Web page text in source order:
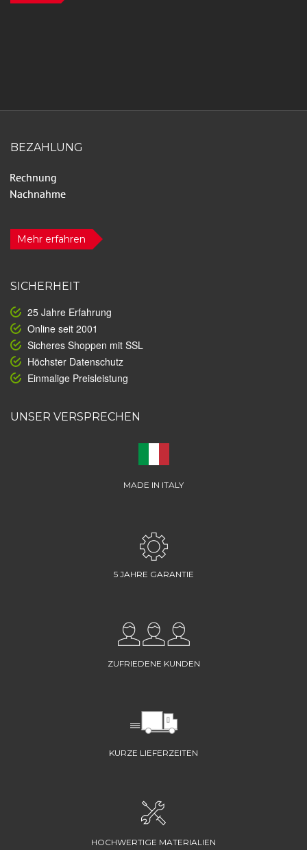
BEZAHLUNG
Mehr erfahren
SICHERHEIT
25 Jahre Erfahrung
Online seit 2001
Sicheres Shoppen mit SSL
Höchster Datenschutz
Einmalige Preisleistung
UNSER VERSPRECHEN
MADE IN ITALY
5 JAHRE GARANTIE
ZUFRIEDENE KUNDEN
KURZE LIEFERZEITEN
HOCHWERTIGE MATERIALIEN